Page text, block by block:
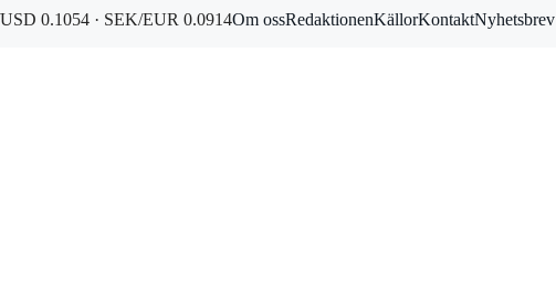
0.1054 · SEK/EUR 0.0914Om ossRedaktionenKällorKontaktNyhetsbrev